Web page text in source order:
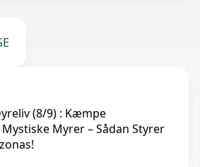
(8/9) : Kæmpe
Myrer – Sådan Styrer